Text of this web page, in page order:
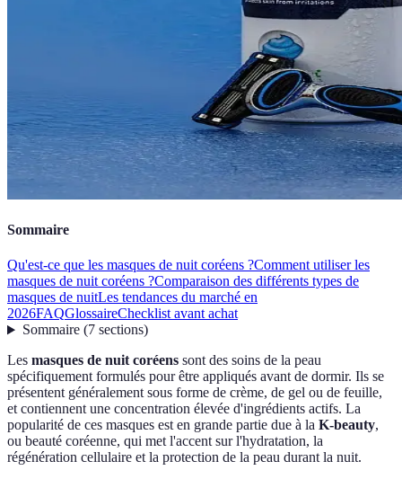
Sommaire
Qu'est-ce que les masques de nuit coréens ?Comment utiliser les
masques de nuit coréens ?Comparaison des différents types de
masques de nuitLes tendances du marché en
2026FAQGlossaireChecklist avant achat
Sommaire(7 sections)
Les masques de nuit coréens sont des soins de la peau
spécifiquement formulés pour être appliqués avant de dormir. Ils se
présentent généralement sous forme de crème, de gel ou de feuille,
et contiennent une concentration élevée d'ingrédients actifs. La
popularité de ces masques est en grande partie due à la K-beauty,
ou beauté coréenne, qui met l'accent sur l'hydratation, la
régénération cellulaire et la protection de la peau durant la nuit.